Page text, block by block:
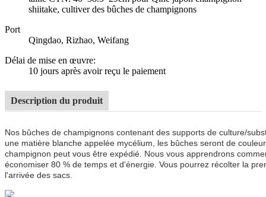
shiitake, cultiver des bûches de champignons
Port
Qingdao, Rizhao, Weifang
Délai de mise en œuvre:
10 jours après avoir reçu le paiement
Description du produit
Nos bûches de champignons contenant des supports de culture/
une matière blanche appelée mycélium, les bûches seront de
champignon peut vous être expédié. Nous vous apprendrons
économiser 80 % de temps et d'énergie. Vous pourrez récolter la
l'arrivée des sacs.